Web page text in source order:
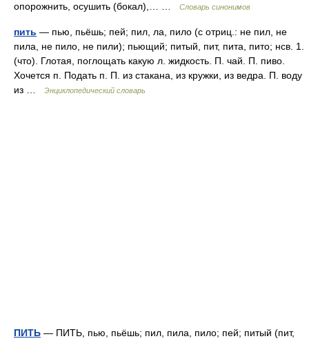
опорожнить, осушить (бокал),… …
Словарь синонимов
пить — пью, пьёшь; пей; пил, ла, пило (с отриц.: не пил, не
пила, не пило, не пили); пьющий; питый, пит, пита, пито; нсв. 1.
(что). Глотая, поглощать какую л. жидкость. П. чай. П. пиво.
Хочется п. Подать п. П. из стакана, из кружки, из ведра. П. воду
из …
Энциклопедический словарь
ПИТЬ — ПИТЬ, пью, пьёшь; пил, пила, пило; пей; питый (пит,